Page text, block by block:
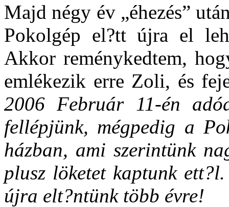
Majd négy év „éhezés”
Pokolgép el?tt újra el
Akkor reménykedtem,
emlékezik erre Zoli, és
2006 Február 11-én
fellépjünk, mégpedig a
házban, ami szerintünk
plusz löketet kaptunk
újra elt?ntünk több évre!